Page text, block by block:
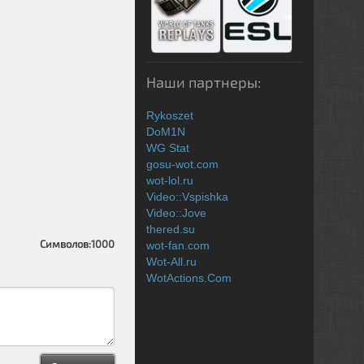
Символов:1000
Наши партнеры:
Rykoszet
DoM1N
WG Stat
gosu-wot.com
wot-lol.ru
Video::Vspishka
Video::Jove
thered.su
wot-fan.com
Wot-All.ru
WotActions.Com